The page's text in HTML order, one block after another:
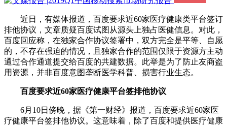
近日，有媒体报道，百度要求近60家医疗健康类平台签订
排他协议，文章质疑百度试图从源头上独占医健信息。对此，
百度回应称，在独家合作协议签署中，双方完全是平等、自愿
的，不存在强迫的情况，且独家合作的范围仅限于资源方主动
通过合作通道提交给百度的共建数据。此举是为了防止友商盗
用资源，并非百度意图垄断医学科普、损害行业生态。
百度要求近60家医疗健康平台签排他协议
6月10日傍晚，据《第一财经》报道，百度要求近60家医
疗健康平台签排他协议。这意味着，除了百度和提供医疗健康